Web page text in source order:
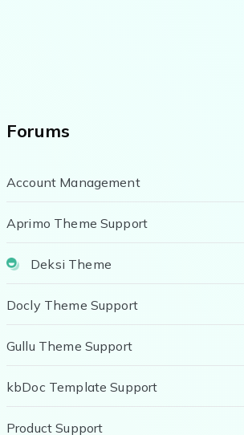
Forums
Account Management
Aprimo Theme Support
Deksi Theme
Docly Theme Support
Gullu Theme Support
kbDoc Template Support
Product Support